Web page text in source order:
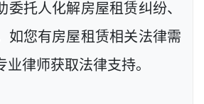
委托人化解房屋租赁纠纷、
如您有房屋租赁相关法律需
律师获取法律支持。